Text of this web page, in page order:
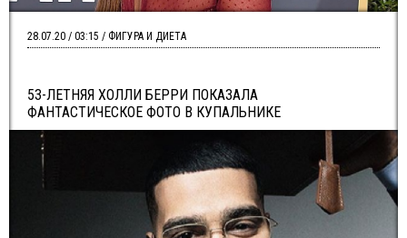
53-ЛЕТНЯЯ ХОЛЛИ БЕРРИ ПОКАЗАЛА
ФАНТАСТИЧЕСКОЕ ФОТО В КУПАЛЬНИКЕ
28.07.20 / 03:15 / ФИГУРА И ДИЕТА